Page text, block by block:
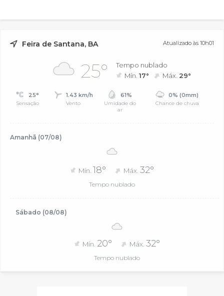
Feira de Santana, BA Atualizado às 10h01
25°
Tempo nublado
Mín.17° Máx. 29°
25°
Sensação
1.43 km/h
Vento
61%
Umidade do
ar
0% (0mm)
Chance de chuva
Amanhã (07/08)
Mín. 18° Máx. 32°
Tempo nublado
Sábado (08/08)
Mín. 20° Máx.32°
Tempo nublado